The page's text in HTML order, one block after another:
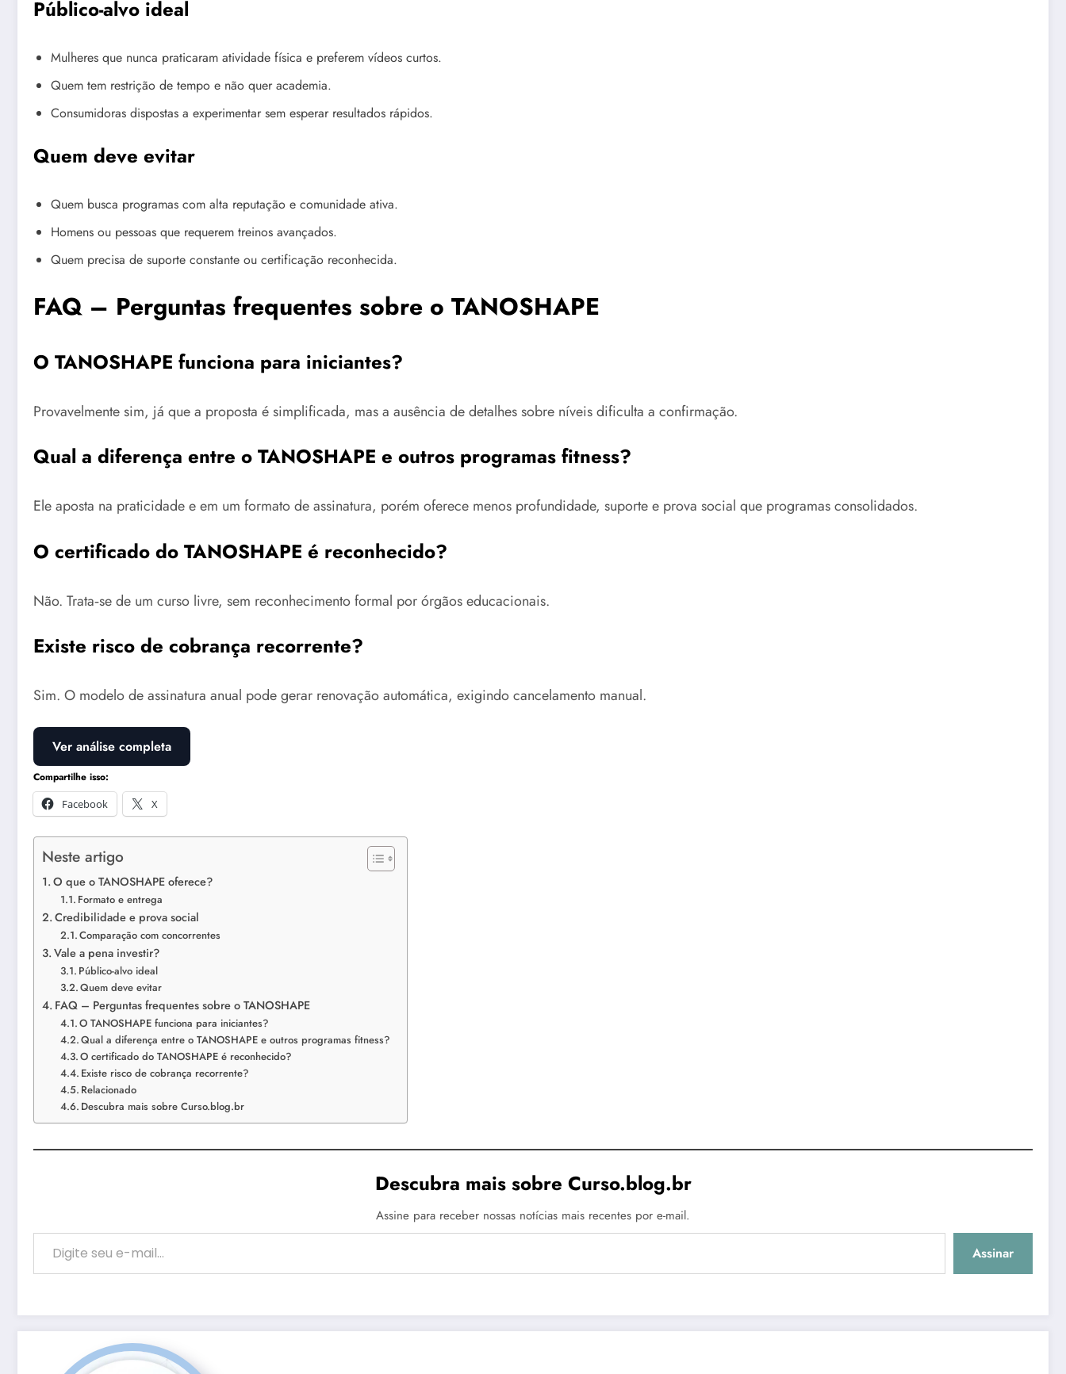
Público-alvo ideal
Mulheres que nunca praticaram atividade física e preferem vídeos curtos.
Quem tem restrição de tempo e não quer academia.
Consumidoras dispostas a experimentar sem esperar resultados rápidos.
Quem deve evitar
Quem busca programas com alta reputação e comunidade ativa.
Homens ou pessoas que requerem treinos avançados.
Quem precisa de suporte constante ou certificação reconhecida.
FAQ – Perguntas frequentes sobre o TANOSHAPE
O TANOSHAPE funciona para iniciantes?
Provavelmente sim, já que a proposta é simplificada, mas a ausência de detalhes sobre níveis dificulta a confirmação.
Qual a diferença entre o TANOSHAPE e outros programas fitness?
Ele aposta na praticidade e em um formato de assinatura, porém oferece menos profundidade, suporte e prova social que programas consolidados.
O certificado do TANOSHAPE é reconhecido?
Não. Trata‑se de um curso livre, sem reconhecimento formal por órgãos educacionais.
Existe risco de cobrança recorrente?
Sim. O modelo de assinatura anual pode gerar renovação automática, exigindo cancelamento manual.
Ver análise completa
Compartilhe isso:
Facebook
X
Neste artigo
O que o TANOSHAPE oferece?
Formato e entrega
Credibilidade e prova social
Comparação com concorrentes
Vale a pena investir?
Público-alvo ideal
Quem deve evitar
FAQ – Perguntas frequentes sobre o TANOSHAPE
O TANOSHAPE funciona para iniciantes?
Qual a diferença entre o TANOSHAPE e outros programas fitness?
O certificado do TANOSHAPE é reconhecido?
Existe risco de cobrança recorrente?
Relacionado
Descubra mais sobre Curso.blog.br
Descubra mais sobre Curso.blog.br
Assine para receber nossas notícias mais recentes por e-mail.
Digite seu e-mail…
Assinar